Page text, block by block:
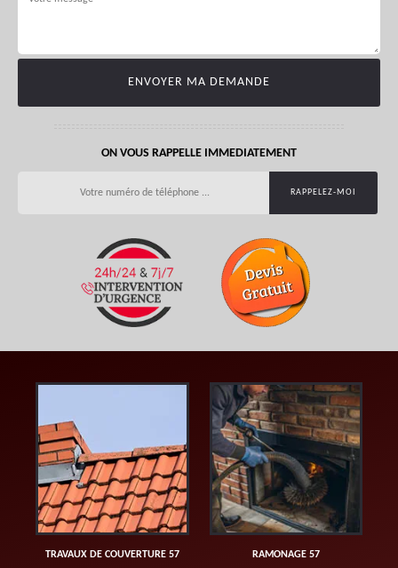
ON VOUS RAPPELLE IMMEDIATEMENT
TRAVAUX DE COUVERTURE 57 RAMONAGE 57